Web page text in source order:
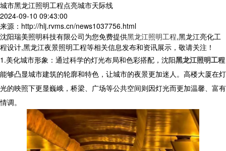
城市黑龙江照明工程点亮城市天际线
2024-09-10 09:43:00
来源：http://hlj.rvms.cn/news1037756.html
沈阳瑞美照明科技有限公司为您免费提供黑龙江照明工程,黑龙江亮化工
程设计,黑龙江夜景照明工程等相关信息发布和资讯展示，敬请关注！
1.美化城市形象：通过科学的灯光布局和色彩搭配，沈阳黑龙江照明工程
能够凸显城市建筑的轮廓和特色，让城市的夜景更加迷人。高楼大厦在灯
光的映照下更显巍峨，桥梁、广场等公共空间则因灯光而更加温馨、富有
情调。